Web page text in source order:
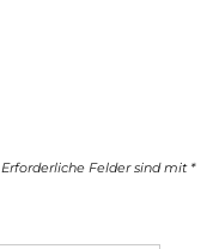
Erforderliche Felder sind mit *